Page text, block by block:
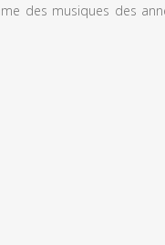
des musiques des